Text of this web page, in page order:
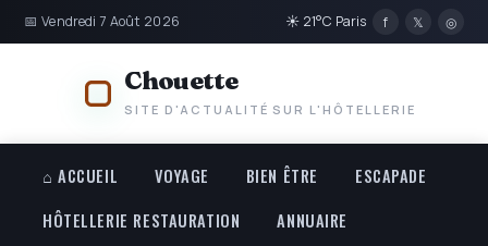
📅 Vendredi 7 Août 2026 ☀ 21°C Paris f 𝕏 ◎
Chouette
SITE D'ACTUALITÉ SUR L'HÔTELLERIE
⌂ ACCUEIL VOYAGE BIEN ÊTRE
ESCAPADE
HÔTELLERIE RESTAURATION
ANNUAIRE